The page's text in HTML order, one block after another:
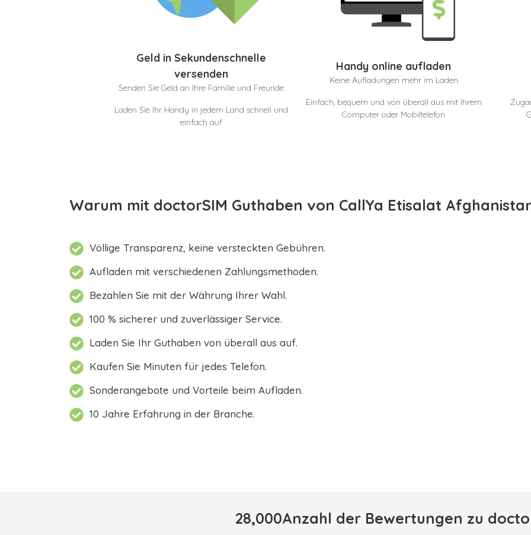
Geld in Sekundenschnelle
versenden
Senden Sie Geld an Ihre Familie und Freunde
Laden Sie Ihr Handy in jedem Land schnell und
einfach auf
Handy online aufladen
Keine Aufladungen mehr im Laden
Einfach, bequem und von überall aus mit Ihrem
Computer oder Mobiltelefon
Warum mit doctorSIM Guthaben von CallYa Etisalat
Völlige Transparenz, keine versteckten Gebühren.
Aufladen mit verschiedenen Zahlungsmethoden.
Bezahlen Sie mit der Währung Ihrer Wahl.
100 % sicherer und zuverlässiger Service.
Laden Sie Ihr Guthaben von überall aus auf.
Kaufen Sie Minuten für jedes Telefon.
Sonderangebote und Vorteile beim Aufladen.
10 Jahre Erfahrung in der Branche.
28,000Anzahl der Bewertungen zu